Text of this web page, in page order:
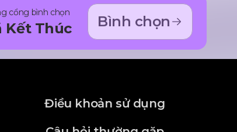
cổng bình chọn
Kết Thúc Bình chọn
Điều khoản sử dụng